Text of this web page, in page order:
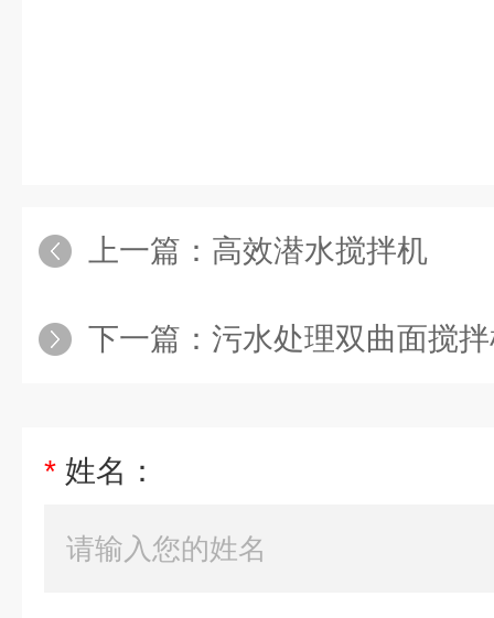
上一篇： 高效潜水搅拌机
下一篇： 污水处理双曲面搅
* 姓名：